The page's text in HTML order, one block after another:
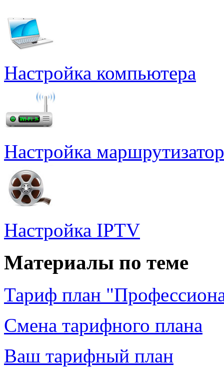
Настройка компьютера
Настройка
Настройка IPTV
Материалы по теме
Тариф план
Смена тарифного плана
Ваш тарифный план